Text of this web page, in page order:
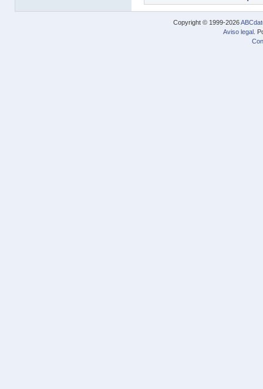
Copyright © 1999-2026
Aviso legal .